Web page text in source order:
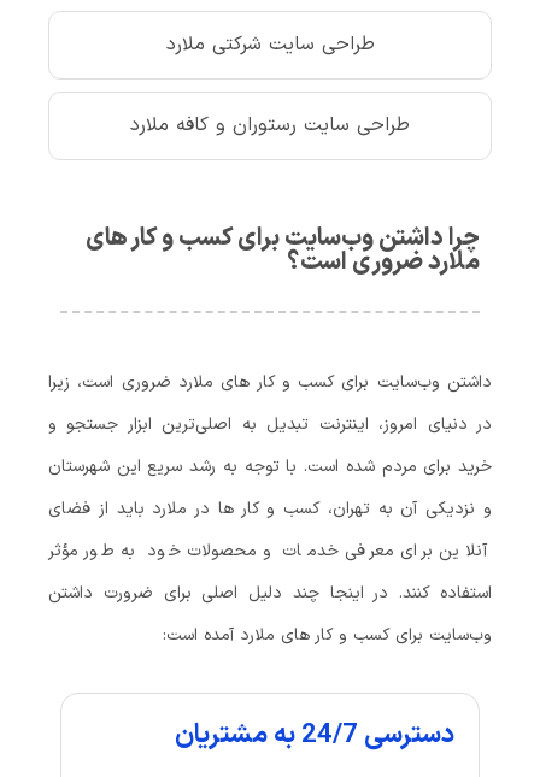
طراحی سایت شرکتی ملارد
طراحی سایت رستوران و کافه ملارد
چرا داشتن وب‌سایت برای کسب‌ و کار های
ملارد ضروری است؟
داشتن وب‌سایت برای کسب‌ و کار های ملارد ضروری است، زیرا
در دنیای امروز، اینترنت تبدیل به اصلی‌ترین ابزار جستجو و
خرید برای مردم شده است. با توجه به رشد سریع این شهرستان
و نزدیکی آن به تهران، کسب‌ و کار ها در ملارد باید از فضای
آنلاین برای معرفی خدمات و محصولات خود به طور مؤثر
استفاده کنند. در اینجا چند دلیل اصلی برای ضرورت داشتن
وب‌سایت برای کسب‌ و کار های ملارد آمده است:
دسترسی 24/7 به مشتریان